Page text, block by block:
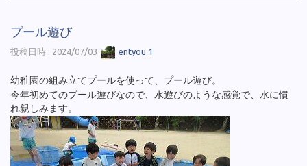
プール遊び
投稿日時 : 2024/07/03 entyou 1
幼稚園の組み立てプールを使って、プール遊び。
今年初めてのプール遊びなので、水遊びのような感覚で、水に慣
れ親しみます。